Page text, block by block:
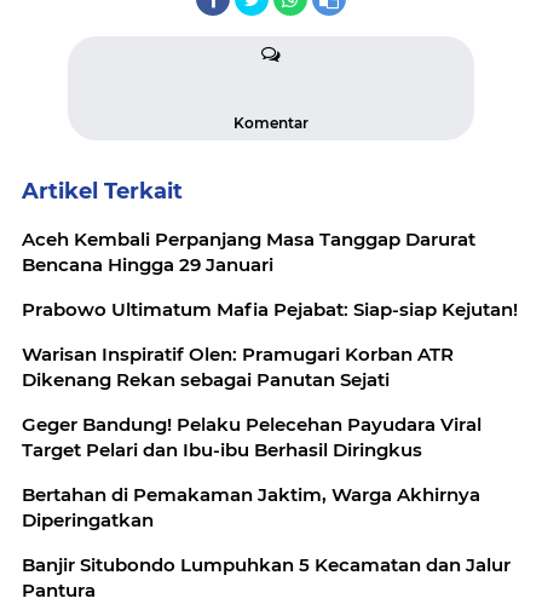
Komentar
Artikel Terkait
Aceh Kembali Perpanjang Masa Tanggap Darurat
Bencana Hingga 29 Januari
Prabowo Ultimatum Mafia Pejabat: Siap-siap Kejutan!
Warisan Inspiratif Olen: Pramugari Korban ATR
Dikenang Rekan sebagai Panutan Sejati
Geger Bandung! Pelaku Pelecehan Payudara Viral
Target Pelari dan Ibu-ibu Berhasil Diringkus
Bertahan di Pemakaman Jaktim, Warga Akhirnya
Diperingatkan
Banjir Situbondo Lumpuhkan 5 Kecamatan dan Jalur
Pantura